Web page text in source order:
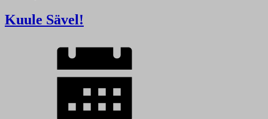
Kuule Sävel!